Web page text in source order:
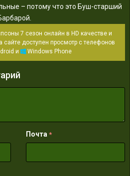
– потому что это Буш-старший
7 сезон онлайн в HD качестве и
сайте доступен просмотр с телефонов
и Windows Phone
Почта *